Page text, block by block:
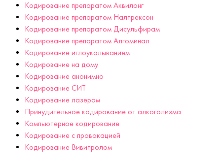
Кодирование препаратом Аквилонг
Кодирование препаратом Налтрексон
Кодирование препаратом Дисульфирам
Кодирование препаратом Алгоминал
Кодирование иглоукалыванием
Кодирование на дому
Кодирование анонимно
Кодирование СИТ
Кодирование лазером
Принудительное кодирование от алкоголизма
Компьютерное кодирование
Кодирование с провокацией
Кодирование Вивитролом